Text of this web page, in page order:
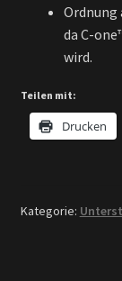
Ordnung
da C-
wird.
Teilen mit:
Drucken
Kategorie: